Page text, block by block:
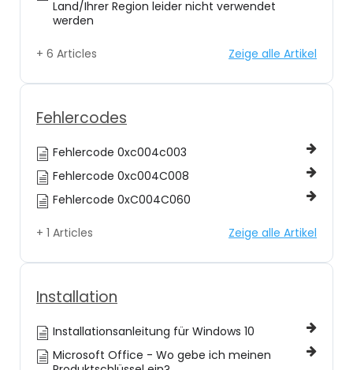
Land/Ihrer Region leider nicht verwendet
werden
+ 6 Articles Zeige alle Artikel
Fehlercodes
Fehlercode 0xc004c003
Fehlercode 0xc004C008
Fehlercode 0xC004C060
+ 1 Articles Zeige alle Artikel
Installation
Installationsanleitung für Windows 10
Microsoft Office - Wo gebe ich meinen